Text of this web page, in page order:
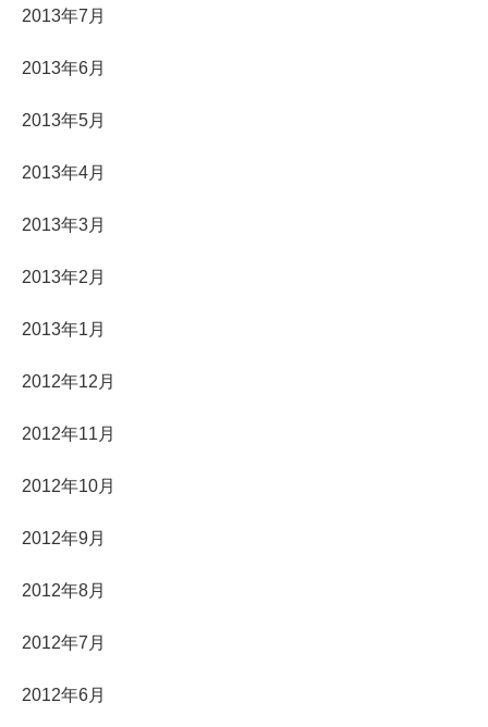
2013年7月
2013年6月
2013年5月
2013年4月
2013年3月
2013年2月
2013年1月
2012年12月
2012年11月
2012年10月
2012年9月
2012年8月
2012年7月
2012年6月